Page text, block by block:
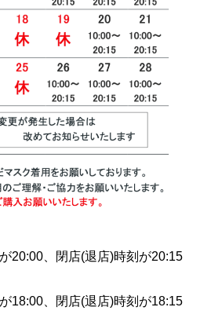
20:00、閉店(退店)時刻が20:15
18:00、閉店(退店)時刻が18:15